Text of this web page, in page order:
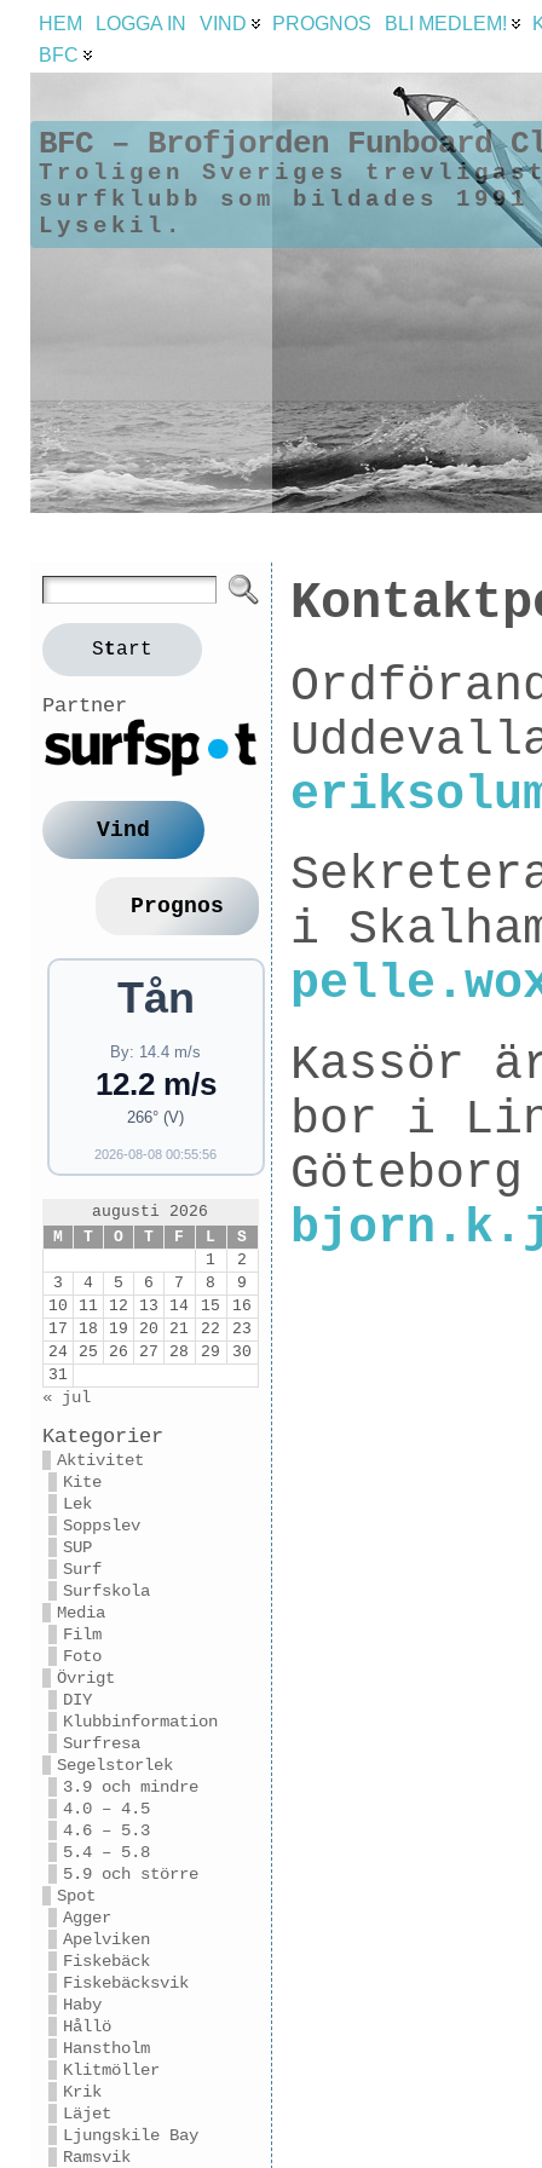
HEM LOGGA IN VIND PROGNOS BLI MEDLEM!
BFC
BFC – Brofjorden Funboard
Troligen Sveriges
surfklubb som bildades
Lysekil.
Start
Partner
Vind
Prognos
Tån
By: 14.4 m/s
12.2 m/s
266° (V)
2026-08-08 00:55:56
augusti 2026
M
T O T F L
S
1
2
3
4 5 6 7 8
9
10
11 12 13 14 15
16
17
18 19 20 21 22
23
24
25 26 27 28 29
30
31
« jul
Kategorier
Aktivitet
Kite
Lek
Soppslev
SUP
Surf
Surfskola
Media
Film
Foto
Övrigt
DIY
Klubbinformation
Surfresa
Segelstorlek
3.9 och mindre
4.0 – 4.5
4.6 – 5.3
5.4 – 5.8
5.9 och större
Spot
Agger
Apelviken
Fiskebäck
Fiskebäcksvik
Haby
Hållö
Hanstholm
Klitmöller
Krik
Läjet
Ljungskile Bay
Ramsvik
i
Kassör
bor i
Göteborg